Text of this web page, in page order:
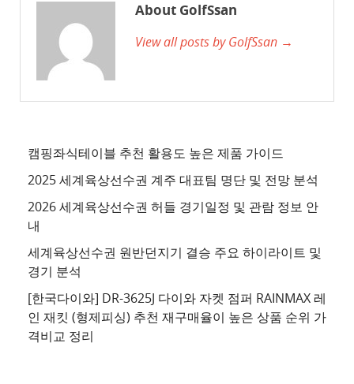
이
트
추
사
이
트
About GolfSsan
View all posts by GolfSsan →
캠핑좌식테이블 추천 활용도 높은 제품 가이드
2025 세계육상선수권 계주 대표팀 명단 및 전망 분석
2026 세계육상선수권 허들 경기일정 및 관람 정보 안
내
세계육상선수권 원반던지기 결승 주요 하이라이트 및
경기 분석
[한국다이와] DR-3625J 다이와 자켓 점퍼 RAINMAX 레
인 재킷 (형제피싱) 추천 재구매율이 높은 상품 순위 가
격비교 정리